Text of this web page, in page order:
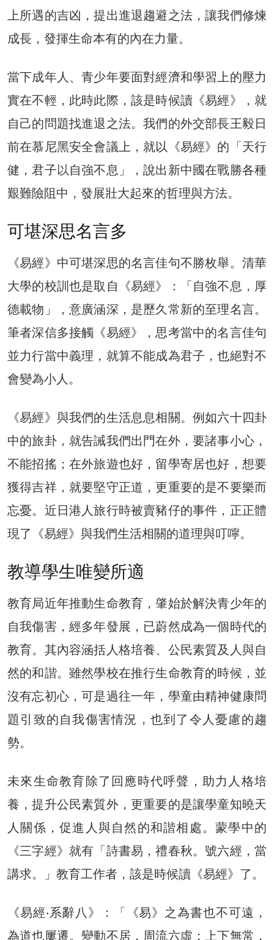
上所遇的吉凶，提出進退趨避之法，讓我們修煉
成長，發揮生命本有的內在力量。
當下成年人、青少年要面對經濟和學習上的壓力
實在不輕，此時此際，該是時候讀《易經》，就
自己的問題找進退之法。我們的外交部長王毅日
前在慕尼黑安全會議上，就以《易經》的「天行
健，君子以自強不息」，說出新中國在戰勝各種
艱難險阻中，發展壯大起來的哲理與方法。
可堪深思名言多
《易經》中可堪深思的名言佳句不勝枚舉。清華
大學的校訓也是取自《易經》：「自強不息，厚
德載物」，意廣涵深，是歷久常新的至理名言。
筆者深信多接觸《易經》，思考當中的名言佳句
並力行當中義理，就算不能成為君子，也絕對不
會變為小人。
《易經》與我們的生活息息相關。例如六十四卦
中的旅卦，就告誡我們出門在外，要諸事小心，
不能招搖；在外旅遊也好，留學寄居也好，想要
獲得吉祥，就要堅守正道，更重要的是不要樂而
忘憂。近日港人旅行時被賣豬仔的事件，正正體
現了《易經》與我們生活相關的道理與叮嚀。
教導學生唯變所適
教育局近年推動生命教育，肇始於解決青少年的
自我傷害，經多年發展，已蔚然成為一個時代的
教育。其內容涵括人格培養、公民素質及人與自
然的和諧。雖然學校在推行生命教育的時候，並
沒有忘初心，可是過往一年，學童由精神健康問
題引致的自我傷害情況，也到了令人憂慮的趨
勢。
未來生命教育除了回應時代呼聲，助力人格培
養，提升公民素質外，更重要的是讓學童知曉天
人關係，促進人與自然的和諧相處。蒙學中的
《三字經》就有「詩書易，禮春秋。號六經，當
講求。」教育工作者，該是時候讀《易經》了。
《易經‧系辭八》：「《易》之為書也不可遠，
為道也屢遷。變動不居，周流六虛；上下無常，